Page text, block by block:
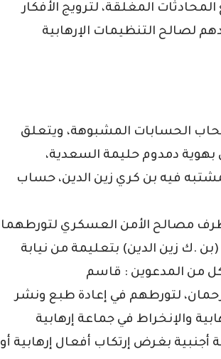
المغلقة، لترويج الأفكار
لصالح التنظيمات الإرهابية
الحسابات المشبوهة، ويتعلق
بهوية دمدوم حليمة السعدية،
فيه بن كري زين الدين، حساب
مصالح الأمن العسكري لتورطهما
.ك زين الدين) بتعليمة من نيابة
من المدعوين : قاسم
لتورطهم في إعادة طبع ونشر
والإنخراط في جماعة إرهابية
أجنبية بغرض إرتكاب أفعال إرهابية أو